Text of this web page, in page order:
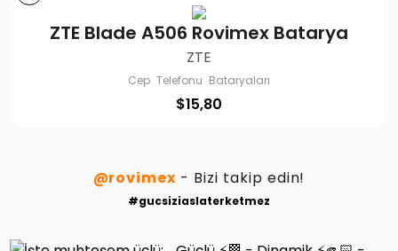
ZTE Blade A506 Rovimex Batarya
ZTE
Cep Telefonu Bataryaları
$15,80
@rovimex - Bizi takip edin!
#gucsiziaslaterketmez